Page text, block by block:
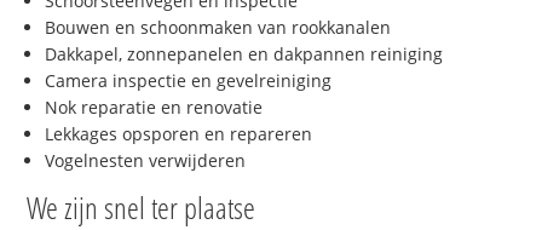
Bouwen en schoonmaken van rookkanalen
Dakkapel, zonnepanelen en dakpannen reiniging
Camera inspectie en gevelreiniging
Nok reparatie en renovatie
Lekkages opsporen en repareren
Vogelnesten verwijderen
We zijn snel ter plaatse